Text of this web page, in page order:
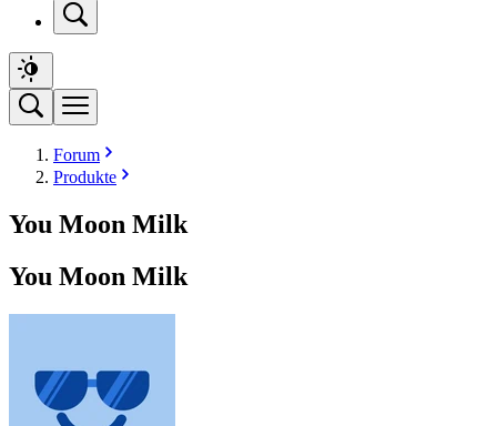
Forum
Produkte
You Moon Milk
You Moon Milk